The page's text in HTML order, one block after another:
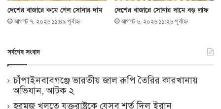
দেশের বাজারে কমে গেল সোনার দাম
আগস্ট ৭, ২০২৬ ১১:৪৯ পূর্বাহ্ণ
দেশের বাজারে সোনার দামে বড় লাফ
আগস্ট ৬, ২০২৬ ১১:২৬ পূর্বাহ্ণ
সর্বশেষ সংবাদ
চাঁপাইনবাবগঞ্জে ভারতীয় জাল রুপি তৈরির কারখানায়
অভিযান, আটক ২
হরমুজ খুলতে যুক্তরাষ্ট্রকে যেসব শর্ত দিল ইরান